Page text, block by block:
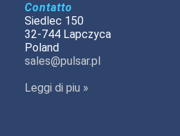
Contatto
Siedlec 150
32-744 Lapczyca
Poland
sales@pulsar.pl
Leggi di piu »